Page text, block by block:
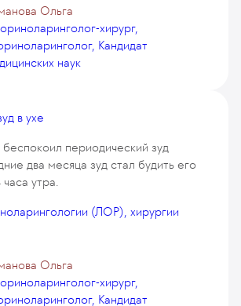
Ольга
хирург,
Кандидат
наук
в ухе
беспокоил периодический зуд
два месяца зуд стал будить его
утра.
(ЛОР), хирургии
Ольга
хирург,
Кандидат